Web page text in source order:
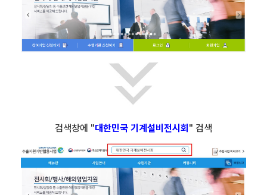
검색창에 "대한민국 기계설비전시회 " 검색